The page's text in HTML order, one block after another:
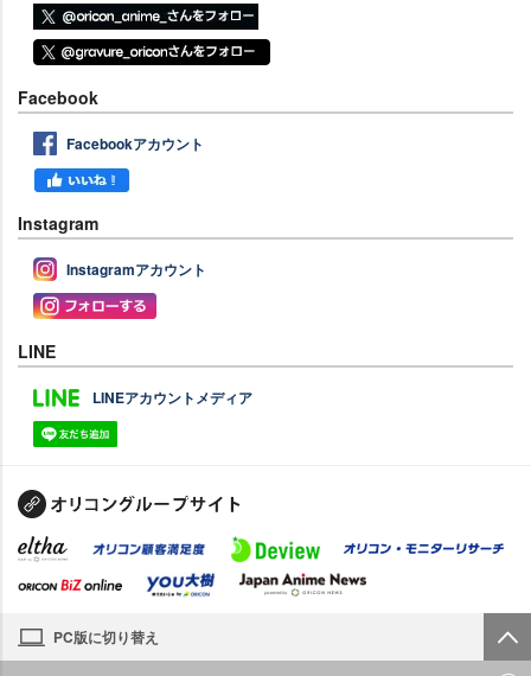
Facebook
Facebookアカウント
Instagram
Instagramアカウント
LINE
LINEアカウントメディア
PC版に切り替え